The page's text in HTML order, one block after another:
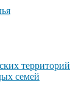
территорий
семей